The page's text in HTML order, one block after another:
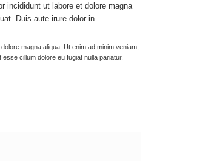
incididunt ut labore et dolore magna
Duis aute irure dolor in
magna aliqua. Ut enim ad minim veniam,
cillum dolore eu fugiat nulla pariatur.